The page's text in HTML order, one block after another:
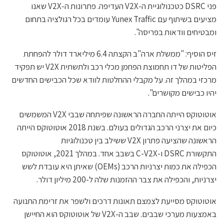
פני DSRC כטכנולוגיית ה-V2X העדיפה. פתרונות ה-V2X שאנו
מציעים בשיתוף עם Yunex Traffic עומדים בכל רגולציה בתחום
ומבטיחים וודאות בפריסה".
זיס הוסיף: "ממשלת ארה"ב הקצתה 6.4 מיליארד דולר להפחתת
הפליטות של דו תחמוצת הפחמן מכלי רכב ולתשתית V2X יש תפקיד
מרכזי במהלך זה. על מקבלי ההחלטות לוודא שכל הכבישים החדשים
יהיו כבישים מקושרים".
אוטוטוקס הייתה החברה הראשונה שפיתחה שבבי V2X המשמשים
כיום את יצרני הרכב הגדולים בעולם. בשנת 2018 אוטוטוקס הייתה
הראשונה שהציעה פתרון V2X ששילב בין טכנולוגיות
התקשורת DSRC ו-C-V2X בשבב אחד. במהלך 2021, אוטוטוקס
הכפילה את כמות יצרניות הרכב (OEMs) שאיתן היא עובדת לשש
יצרניות, והכפילה את צבר ההזמנות שלה ל-200 מיליון דולר.
אוטוטוקס מסייעת לצמצם תאונות דרכים ולשפר את זרימת התנועה
באמצעות מערכי שבבים. שבב ה-V2X של אוטוטוקס הוא החיישן